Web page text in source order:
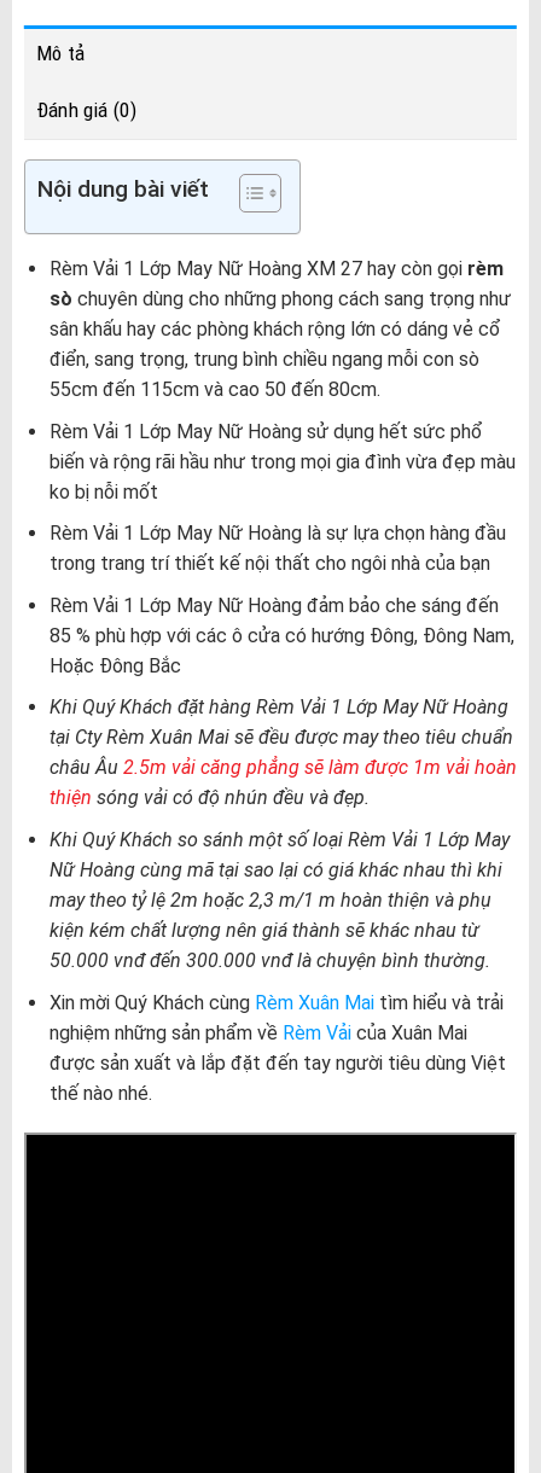
Mô tả
Đánh giá (0)
Nội dung bài viết
Rèm Vải 1 Lớp May Nữ Hoàng XM 27 hay còn gọi rèm
sò chuyên dùng cho những phong cách sang trọng như
sân khấu hay các phòng khách rộng lớn có dáng vẻ cổ
điển, sang trọng, trung bình chiều ngang mỗi con sò
55cm đến 115cm và cao 50 đến 80cm.
Rèm Vải 1 Lớp May Nữ Hoàng sử dụng hết sức phổ
biến và rộng rãi hầu như trong mọi gia đình vừa đẹp màu
ko bị nỗi mốt
Rèm Vải 1 Lớp May Nữ Hoàng là sự lựa chọn hàng đầu
trong trang trí thiết kế nội thất cho ngôi nhà của bạn
Rèm Vải 1 Lớp May Nữ Hoàng đảm bảo che sáng đến
85 % phù hợp với các ô cửa có hướng Đông, Đông Nam,
Hoặc Đông Bắc
Khi Quý Khách đặt hàng Rèm Vải 1 Lớp May Nữ Hoàng
tại Cty Rèm Xuân Mai sẽ đều được may theo tiêu chuẩn
châu Âu 2.5m vải căng phẳng sẽ làm được 1m vải hoàn
thiện sóng vải có độ nhún đều và đẹp.
Khi Quý Khách so sánh một số loại Rèm Vải 1 Lớp May
Nữ Hoàng cùng mã tại sao lại có giá khác nhau thì khi
may theo tỷ lệ 2m hoặc 2,3 m/1 m hoàn thiện và phụ
kiện kém chất lượng nên giá thành sẽ khác nhau từ
50.000 vnđ đến 300.000 vnđ là chuyện bình thường.
Xin mời Quý Khách cùng Rèm Xuân Maitìm hiểu và trải
nghiệm những sản phẩm về Rèm Vảicủa Xuân Mai
được sản xuất và lắp đặt đến tay người tiêu dùng Việt
thế nào nhé.